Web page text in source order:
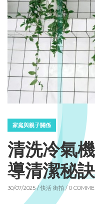
家庭與親子關係
清洗冷氣
導清潔秘訣
30/07/2025 / 快活 街拍 / 0